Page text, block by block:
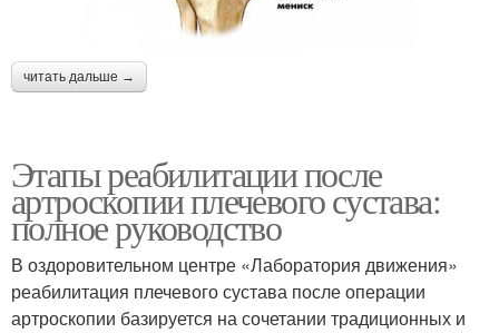
читать дальше →
Этапы реабилитации после
артроскопии плечевого сустава:
полное руководство
В оздоровительном центре «Лаборатория движения»
реабилитация плечевого сустава после операции
артроскопии базируется на сочетании традиционных и